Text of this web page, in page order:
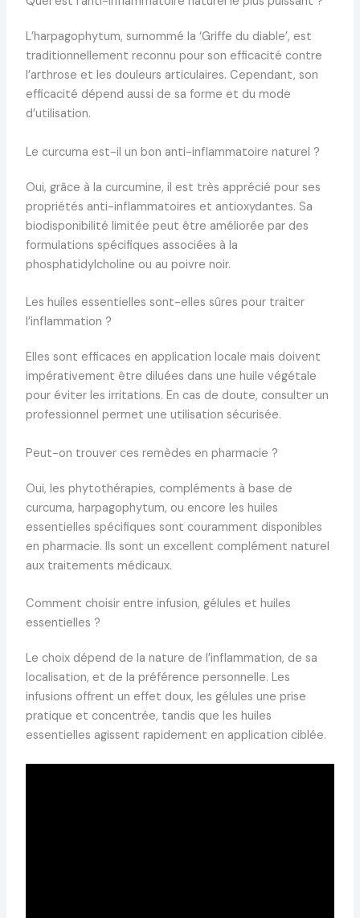
L’harpagophytum, surnommé la ‘Griffe du diable’, est
traditionnellement reconnu pour son efficacité contre
l’arthrose et les douleurs articulaires. Cependant, son
efficacité dépend aussi de sa forme et du mode
d’utilisation.
Le curcuma est-il un bon anti-inflammatoire naturel ?
Oui, grâce à la curcumine, il est très apprécié pour ses
propriétés anti-inflammatoires et antioxydantes. Sa
biodisponibilité limitée peut être améliorée par des
formulations spécifiques associées à la
phosphatidylcholine ou au poivre noir.
Les huiles essentielles sont-elles sûres pour traiter
l’inflammation ?
Elles sont efficaces en application locale mais doivent
impérativement être diluées dans une huile végétale
pour éviter les irritations. En cas de doute, consulter un
professionnel permet une utilisation sécurisée.
Peut-on trouver ces remèdes en pharmacie ?
Oui, les phytothérapies, compléments à base de
curcuma, harpagophytum, ou encore les huiles
essentielles spécifiques sont couramment disponibles
en pharmacie. Ils sont un excellent complément naturel
aux traitements médicaux.
Comment choisir entre infusion, gélules et huiles
essentielles ?
Le choix dépend de la nature de l’inflammation, de sa
localisation, et de la préférence personnelle. Les
infusions offrent un effet doux, les gélules une prise
pratique et concentrée, tandis que les huiles
essentielles agissent rapidement en application ciblée.